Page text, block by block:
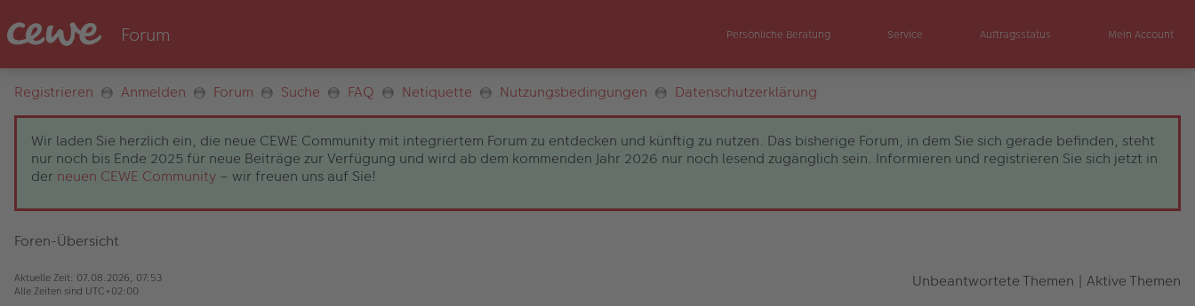
Persönliche Beratung Service Auftragsstatus Mein Account
Registrieren Anmelden Forum Suche FAQ Netiquette Nutzungsbedingungen Datenschutzerklärung
Wir laden Sie herzlich ein, die neue CEWE Community mit integriertem Forum zu entdecken und künftig zu nutzen. Das bisherige Forum, in dem Sie sich gerade befinden, steht
nur noch bis Ende 2025 für neue Beiträge zur Verfügung und wird ab dem kommenden Jahr 2026 nur noch lesend zugänglich sein. Informieren und registrieren Sie sich jetzt in
der neuen CEWE Community – wir freuen uns auf Sie!
Foren-Übersicht
Aktuelle Zeit: 07.08.2026, 07:53
Alle Zeiten sind UTC+02:00 Unbeantwortete Themen | Aktive Themen